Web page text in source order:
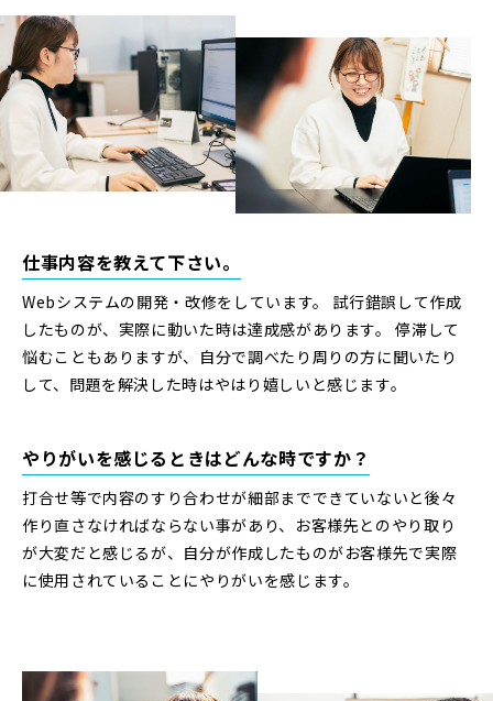
仕事内容を教えて下さい。
Webシステムの開発・改修をしています。 試行錯誤して作成
したものが、実際に動いた時は達成感があります。 停滞して
悩むこともありますが、自分で調べたり周りの方に聞いたり
して、問題を解決した時はやはり嬉しいと感じます。
やりがいを感じるときはどんな時ですか？
打合せ等で内容のすり合わせが細部までできていないと後々
作り直さなければならない事があり、お客様先とのやり取り
が大変だと感じるが、自分が作成したものがお客様先で実際
に使用されていることにやりがいを感じます。